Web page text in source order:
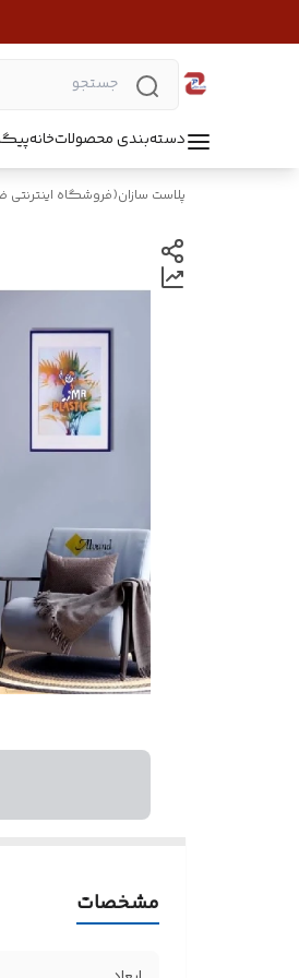
دسته‌بندی محصولاتخانه
پلاست سازان(فروشگاه
مشخصات